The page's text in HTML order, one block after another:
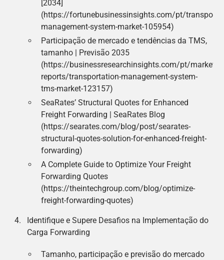
[2034]
(https://fortunebusinessinsights.com/pt/
management-system-market-105954)
Participação de mercado e tendências da TMS,
tamanho | Previsão 2035
(https://businessresearchinsights.com/pt/market-
reports/transportation-management-system-
tms-market-123157)
SeaRates’ Structural Quotes for Enhanced
Freight Forwarding | SeaRates Blog
(https://searates.com/blog/post/searates-
structural-quotes-solution-for-enhanced-freight-
forwarding)
A Complete Guide to Optimize Your Freight
Forwarding Quotes
(https://theintechgroup.com/blog/optimize-
freight-forwarding-quotes)
Identifique e Supere Desafios na Implementação do
Carga Forwarding
Tamanho, participação e previsão do mercado